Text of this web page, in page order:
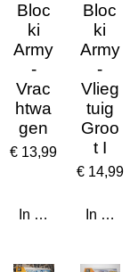
Bloc
ki
Army
-
Vrac
htwa
gen
€ 13,99
In winkelwagen
Bloc
ki
Army
-
Vlieg
tuig
Groo
t I
€ 14,99
In